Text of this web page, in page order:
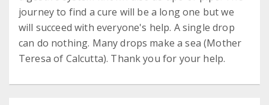
journey to find a cure will be a long one but we
will succeed with everyone's help. A single drop
can do nothing. Many drops make a sea (Mother
Teresa of Calcutta). Thank you for your help.